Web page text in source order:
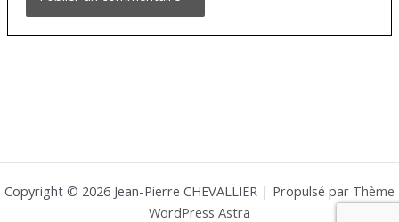
Copyright © 2026 Jean-Pierre CHEVALLIER | Propulsé par Thème
WordPress Astra